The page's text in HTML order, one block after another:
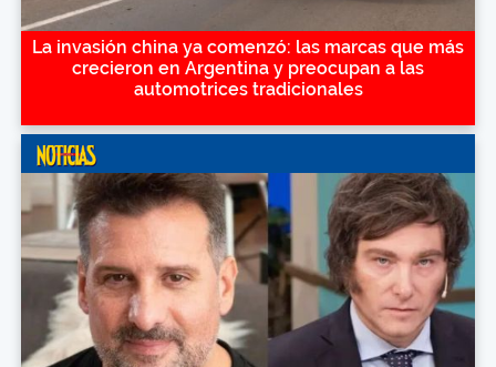
La invasión china ya comenzó: las marcas que más
crecieron en Argentina y preocupan a las
automotrices tradicionales